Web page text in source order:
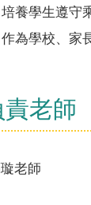
培養學生遵守
作為學校、家
責老師
老師